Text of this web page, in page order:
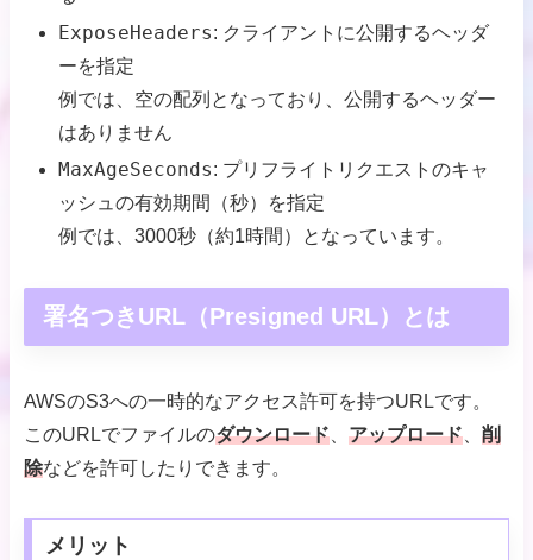
ExposeHeaders: クライアントに公開するヘッダ
ーを指定
例では、空の配列となっており、公開するヘッダー
はありません
MaxAgeSeconds: プリフライトリクエストのキャ
ッシュの有効期間（秒）を指定
例では、3000秒（約1時間）となっています。
署名つきURL（Presigned URL）とは
AWSのS3への一時的なアクセス許可を持つURLです。
このURLでファイルのダウンロード アップロード
削
除などを許可したりできます。
メリット